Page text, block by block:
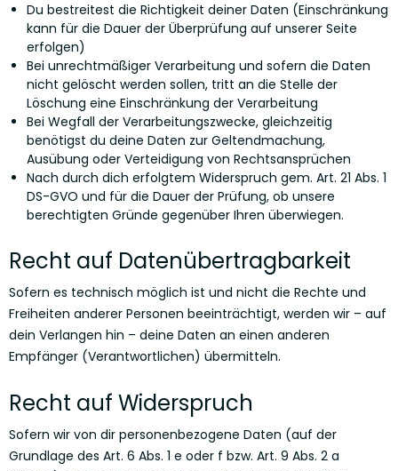
Du bestreitest die Richtigkeit deiner Daten (Einschränkung
kann für die Dauer der Überprüfung auf unserer Seite
erfolgen)
Bei unrechtmäßiger Verarbeitung und sofern die Daten
nicht gelöscht werden sollen, tritt an die Stelle der
Löschung eine Einschränkung der Verarbeitung
Bei Wegfall der Verarbeitungszwecke, gleichzeitig
benötigst du deine Daten zur Geltendmachung,
Ausübung oder Verteidigung von Rechtsansprüchen
Nach durch dich erfolgtem Widerspruch gem. Art. 21 Abs. 1
DS-GVO und für die Dauer der Prüfung, ob unsere
berechtigten Gründe gegenüber Ihren überwiegen.
Recht auf Datenübertragbarkeit
Sofern es technisch möglich ist und nicht die Rechte und
Freiheiten anderer Personen beeinträchtigt, werden wir – auf
dein Verlangen hin – deine Daten an einen anderen
Empfänger (Verantwortlichen) übermitteln.
Recht auf Widerspruch
Sofern wir von dir personenbezogene Daten (auf der
Grundlage des Art. 6 Abs. 1 e oder f bzw. Art. 9 Abs. 2 a